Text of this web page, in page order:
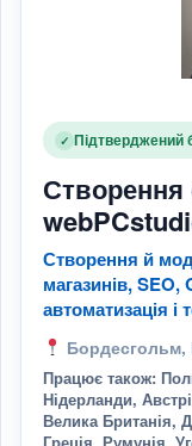
✓ Підтверджений
Створення
Створення й
магазинів, SEO,
автоматизація і
Бордесгольм,
Працює також:
Нідерланди,
Велика Британія,